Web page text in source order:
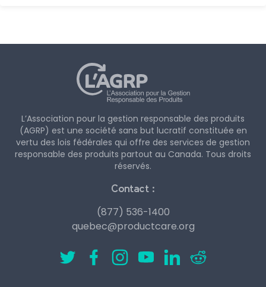
L’Association pour la gestion responsable des produits
(AGRP) est une société sans but lucratif constituée en
vertu des lois fédérales qui offre des services de gestion
responsable des produits partout au Canada. Tous droits
réservés.
Contact :
(877) 536-1400
quebec@productcare.org